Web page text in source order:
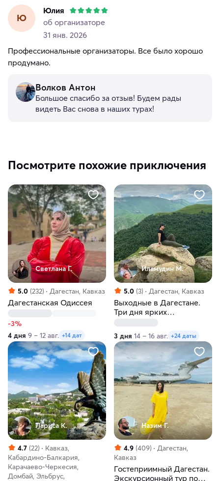
Ю
Юлия
об организаторе
31 янв. 2026
Профессиональные организаторы. Все было хорошо
продумано.
Волков Антон
Большое спасибо за отзыв! Будем рады
видеть Вас снова в наших турах!
Посмотрите похожие приключения
Светлана Г.
5.0 (232) Дагестан, Кавказ
Дагестанская Одиссея
-3%
4 дня 9 – 12 авг. +14 дат
Иламудин М.
5.0 (3) Дагестан, Кавказ
Выходные в Дагестане.
Три дня ярких
3 дня 14 – 16 авг. +24 даты
Лариса К.
4.7 (22)
Кавказ,
Кабардино-Балкария,
Карачаево-Черкесия,
Домбай, Эльбрус,
Назим Г.
4.9 (409)
Дагестан,
Кавказ
Гостеприимный Дагестан.
Экскурсионный тур по